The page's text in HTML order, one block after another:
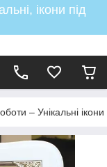
ікони під
– Унікальні